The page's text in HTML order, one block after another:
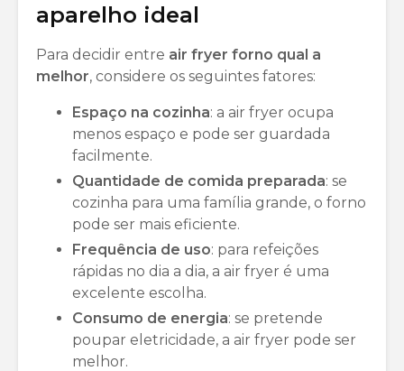
aparelho ideal
Para decidir entre air fryer forno qual a
melhor, considere os seguintes fatores:
Espaço na cozinha: a air fryer ocupa
menos espaço e pode ser guardada
facilmente.
Quantidade de comida preparada: se
cozinha para uma família grande, o forno
pode ser mais eficiente.
Frequência de uso: para refeições
rápidas no dia a dia, a air fryer é uma
excelente escolha.
Consumo de energia: se pretende
poupar eletricidade, a air fryer pode ser
melhor.